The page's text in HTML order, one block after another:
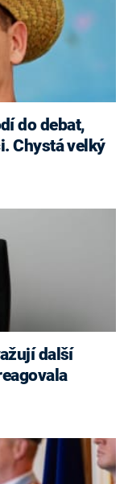
do debat,
Chystá velký